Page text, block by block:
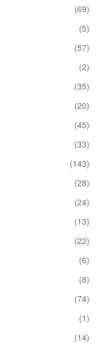
(69)
(5)
(57)
(2)
(35)
(20)
(45)
(33)
(143)
(28)
(24)
(13)
(22)
(6)
(8)
(74)
(1)
(14)